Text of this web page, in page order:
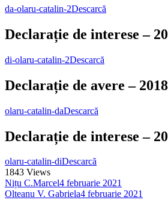
da-olaru-catalin-2Descarcă
Declarație de interese –
di-olaru-catalin-2Descarcă
Declarație de avere –
olaru-catalin-daDescarcă
Declarație de interese –
olaru-catalin-diDescarcă
1843 Views
Nițu C.Marcel4 februarie 2021
Olteanu V. Gabriela4 februarie 2021